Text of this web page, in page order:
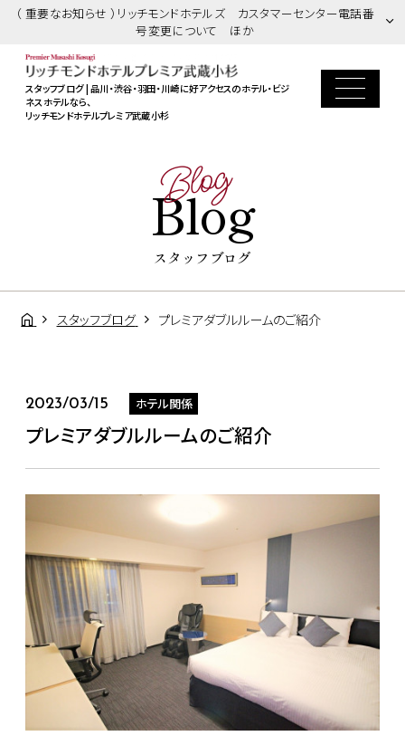
（ 重要なお知らせ ）リッチモンドホテルズ カスタマーセンター電話番
号変更について ほか
スタッフブログ | 品川・渋谷・羽田・川崎に好アクセスのホテル・ビジ
ネスホテルなら、
リッチモンドホテルプレミア武蔵小杉
Blog
Blog
スタッフブログ
スタッフブログ プレミアダブルルームのご紹介
2023/03/15 ホテル関係
プレミアダブルルームのご紹介